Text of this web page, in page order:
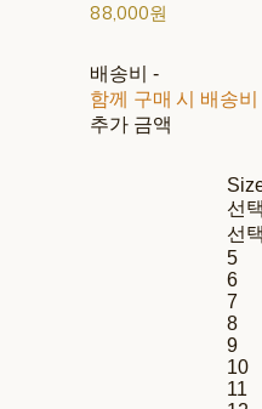
88,000원
배송비 -
함께 구매 시 배송비
추가 금액
선
선
5
6
7
8
9
10
11